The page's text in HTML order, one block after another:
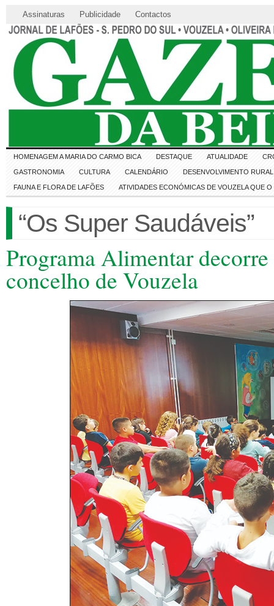
Assinaturas Publicidade Contactos
HOMENAGEM A MARIA DO CARMO BICA DESTAQUE ATUALIDADE
GASTRONOMIA CULTURA CALENDÁRIO DESENVOLVIMENTO RURAL
FAUNA E FLORA DE LAFÕES ATIVIDADES ECONÓMICAS DE VOUZELA QUE
“Os Super Saudáveis”
Programa Alimentar
concelho de Vouzela